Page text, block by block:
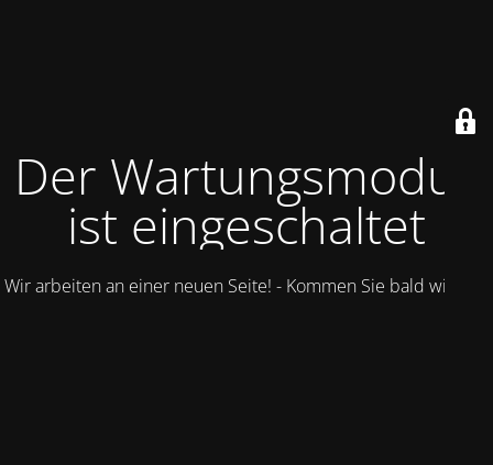
Der Wartungsmodus
ist eingeschaltet
Wir arbeiten an einer neuen Seite! - Kommen Sie bald wieder.